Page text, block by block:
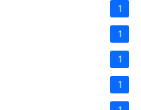
1
1
1
1